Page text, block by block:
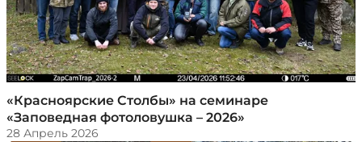
​«Красноярские Столбы» на семинаре
«Заповедная фотоловушка – 2026»
28 Апрель 2026